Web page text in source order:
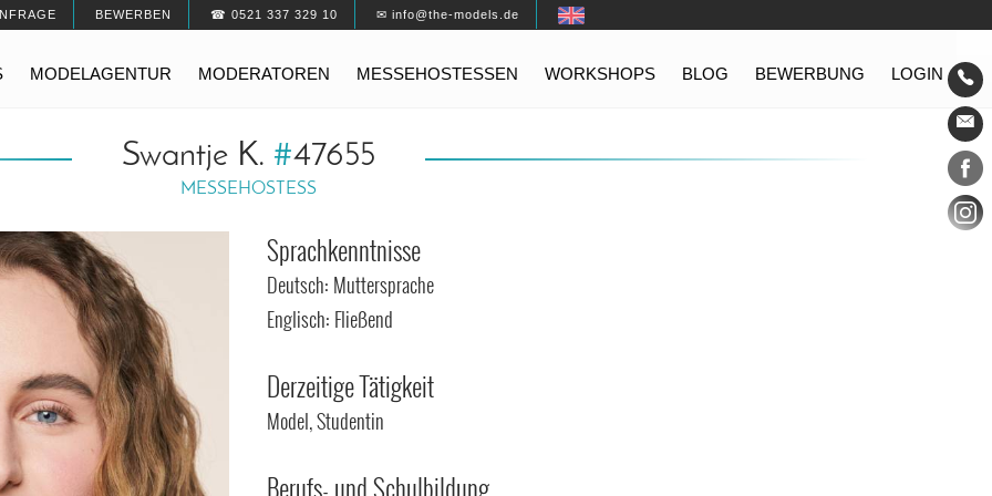
BEWERBEN ☎ 0521 337 329 10 ✉ info@the-models.de
MODELAGENTUR MODERATOREN MESSEHOSTESSEN WORKSHOPS BLOG BEWERBUNG LOGIN
Swantje K. #47655
MESSEHOSTESS
Sprachkenntnisse
Deutsch: Muttersprache
Englisch: Fließend
Derzeitige Tätigkeit
Model, Studentin
Berufs- und Schulbildung